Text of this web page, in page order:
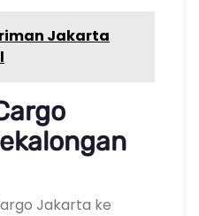
Jakarta
Jakarta ke